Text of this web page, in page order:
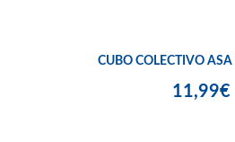
CUBO COLECTIVO ASA
11,99€